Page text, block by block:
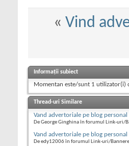
« Vind
Informații subiect
Momentan este/sunt 1 utilizator(i)
Thread-uri Similare
Vand advertoriale pe blog personal
De George Ginghina în forumul Link-uri/
Vand advertoriale pe blog personal
De edy12006 în forumul Link-uri/Bannere